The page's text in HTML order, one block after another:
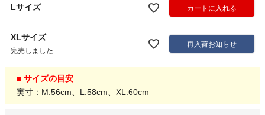
Lサイズ カートに入れる
XLサイズ
完売しました
再入荷お知らせ
■ サイズの目安
実寸：M:56cm、L:58cm、XL:60cm